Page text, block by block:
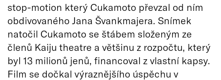
stop-motion který Cukamoto převzal od ním
obdivovaného Jana Švankmajera. Snímek
natočil Cukamoto se štábem složeným ze
členů Kaiju theatre a většinu z rozpočtu, který
byl 13 milionů jenů, financoval z vlastní kapsy.
Film se dočkal výraznějšího úspěchu v